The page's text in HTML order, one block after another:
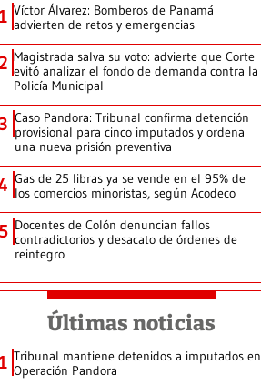
Víctor Álvarez: Bomberos de Panamá
advierten de retos y emergencias
2 Magistrada salva su voto: advierte que Corte
evitó analizar el fondo de demanda contra la
Policía Municipal
3 Caso Pandora: Tribunal confirma detención
provisional para cinco imputados y ordena
una nueva prisión preventiva
Gas de 25 libras ya se vende en el 95% de
los comercios minoristas, según Acodeco
5 Docentes de Colón denuncian fallos
contradictorios y desacato de órdenes de
reintegro
Últimas noticias
Tribunal mantiene detenidos a imputados en
Operación Pandora